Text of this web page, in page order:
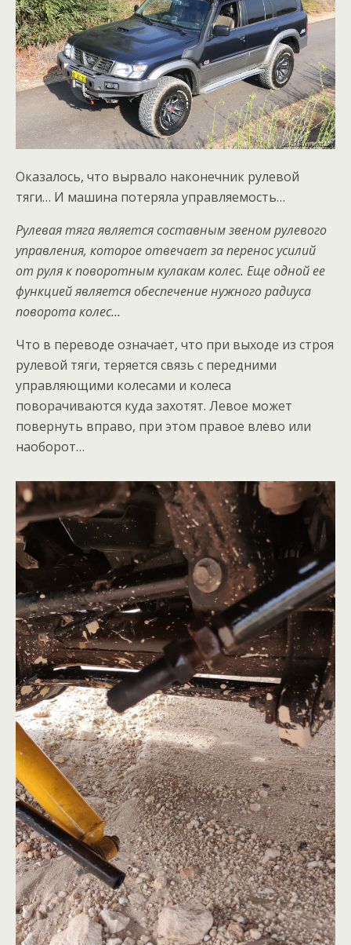
Оказалось, что вырвало наконечник рулевой
тяги… И машина потеряла управляемость…
Рулевая тяга является составным звеном рулевого
управления, которое отвечает за перенос усилий
от руля к поворотным кулакам колес. Еще одной ее
функцией является обеспечение нужного радиуса
поворота колес…
Что в переводе означает, что при выходе из строя
рулевой тяги, теряется связь с передними
управляющими колесами и колеса
поворачиваются куда захотят. Левое может
повернуть вправо, при этом правое влево или
наоборот…